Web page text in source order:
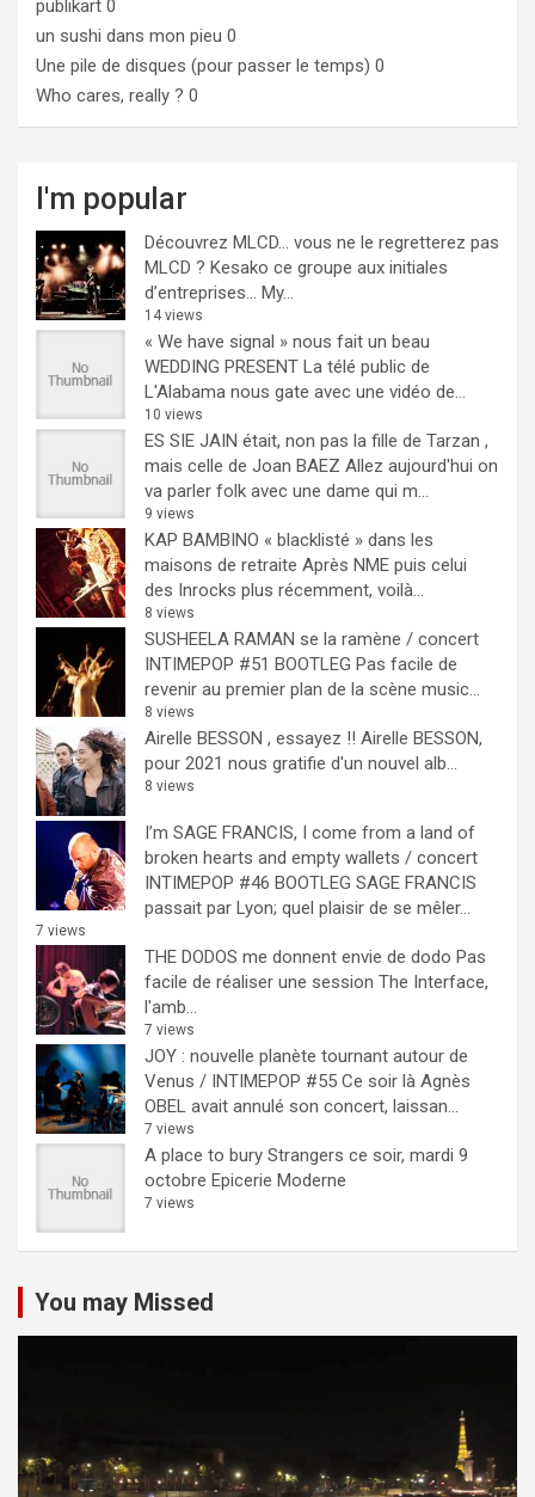
publikart 0
un sushi dans mon pieu 0
Une pile de disques (pour passer le temps) 0
Who cares, really ? 0
I'm popular
Découvrez MLCD… vous ne le regretterez pas
MLCD ? Kesako ce groupe aux initiales
d’entreprises… My...
14 views
« We have signal » nous fait un beau
WEDDING PRESENT La télé public de
L'Alabama nous gate avec une vidéo de...
10 views
ES SIE JAIN était, non pas la fille de Tarzan ,
mais celle de Joan BAEZ Allez aujourd'hui on
va parler folk avec une dame qui m...
9 views
KAP BAMBINO « blacklisté » dans les
maisons de retraite Après NME puis celui
des Inrocks plus récemment, voilà...
8 views
SUSHEELA RAMAN se la ramène / concert
INTIMEPOP #51 BOOTLEG Pas facile de
revenir au premier plan de la scène music...
8 views
Airelle BESSON , essayez !! Airelle BESSON,
pour 2021 nous gratifie d'un nouvel alb...
8 views
I’m SAGE FRANCIS, I come from a land of
broken hearts and empty wallets / concert
INTIMEPOP #46 BOOTLEG SAGE FRANCIS
passait par Lyon; quel plaisir de se mêler...
7 views
THE DODOS me donnent envie de dodo Pas
facile de réaliser une session The Interface,
l'amb...
7 views
JOY : nouvelle planète tournant autour de
Venus / INTIMEPOP #55 Ce soir là Agnès
OBEL avait annulé son concert, laissan...
7 views
A place to bury Strangers ce soir, mardi 9
octobre Epicerie Moderne
7 views
You may Missed